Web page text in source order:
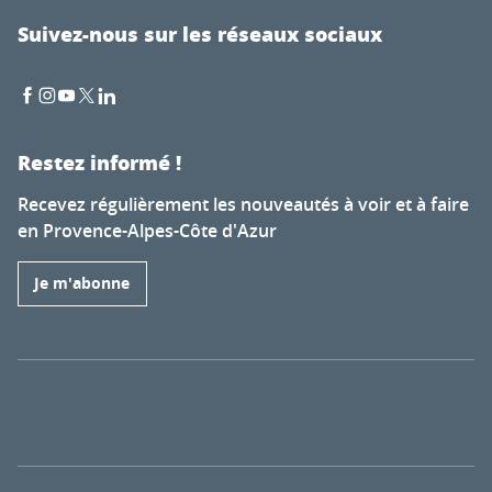
Suivez-nous sur les réseaux sociaux
Restez informé !
Recevez régulièrement les nouveautés à voir et à faire
en Provence-Alpes-Côte d'Azur
Je m'abonne